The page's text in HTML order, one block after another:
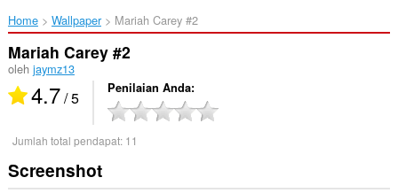
Home Wallpaper Mariah Carey #2‎
Mariah Carey #2
oleh jaymz13
4.7/ 5 Penilaian Anda
Jumlah total pendapat: 11
Screenshot